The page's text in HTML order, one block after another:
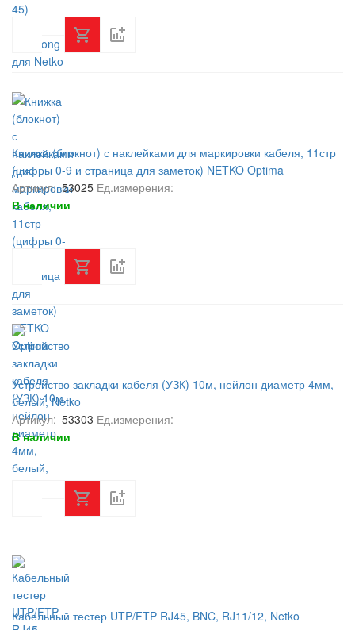
Книжка (блокнот) с наклейками для маркировки кабеля, 11стр
(цифры 0-9 и страница для заметок) NETKO Optima
Артикул: 53025 Ед.измерения:
В наличии
Устройство закладки кабеля (УЗК) 10м, нейлон диаметр 4мм,
белый, Netko
Артикул: 53303 Ед.измерения:
В наличии
Кабельный тестер UTP/FTP RJ45, BNC, RJ11/12, Netko